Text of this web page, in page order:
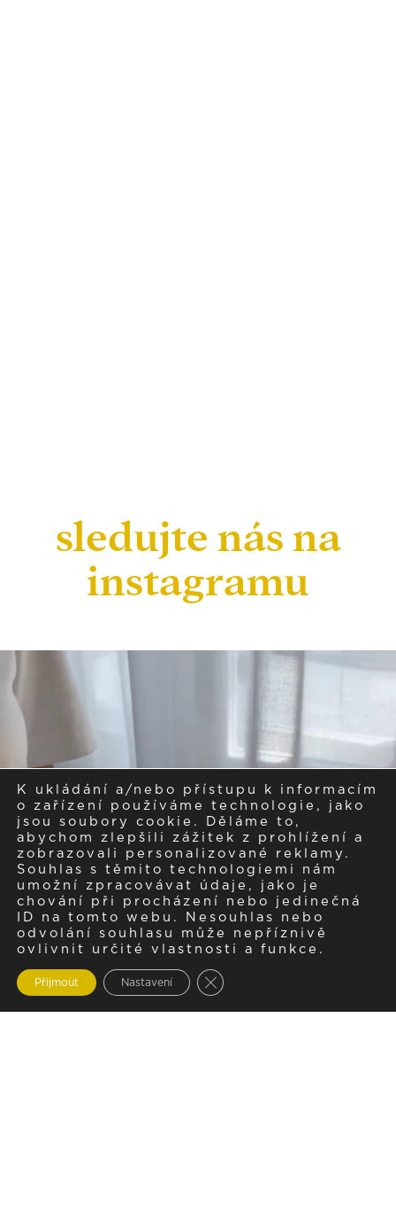
sledujte nás na
instagramu
K ukládání a/nebo přístupu k informacím
o zařízení používáme technologie, jako
jsou soubory cookie. Děláme to,
abychom zlepšili zážitek z prohlížení a
zobrazovali personalizované reklamy.
Souhlas s těmito technologiemi nám
umožní zpracovávat údaje, jako je
chování při procházení nebo jedinečná
ID na tomto webu. Nesouhlas nebo
odvolání souhlasu může nepříznivě
ovlivnit určité vlastnosti a funkce.
Přijmout Nastavení Zavřít cookie lištu GDPR